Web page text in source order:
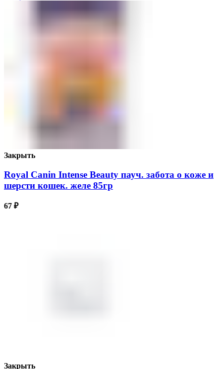
Закрыть
Royal Canin Intense Beauty пауч. забота о коже и
шерсти кошек. желе 85гр
67 ₽
Закрыть